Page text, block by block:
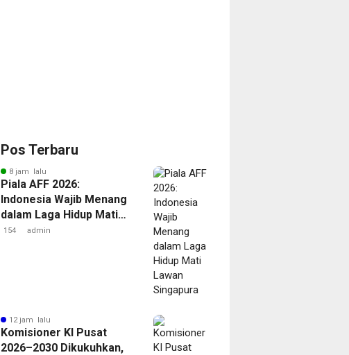
Pos Terbaru
8 jam lalu
Piala AFF 2026:
Indonesia Wajib Menang
dalam Laga Hidup Mati
Lawan Singapura
154 admin
12 jam lalu
Komisioner KI Pusat
2026–2030 Dikukuhkan,